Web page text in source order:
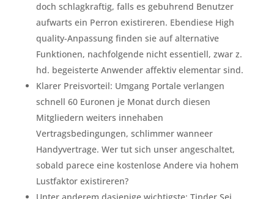
doch schlagkraftig, falls es gebuhrend Benutzer
aufwarts ein Perron existireren. Ebendiese High
quality-Anpassung finden sie auf alternative
Funktionen, nachfolgende nicht essentiell, zwar z.
hd. begeisterte Anwender affektiv elementar sind.
Klarer Preisvorteil: Umgang Portale verlangen
schnell 60 Euronen je Monat durch diesen
Mitgliedern weiters innehaben
Vertragsbedingungen, schlimmer wanneer
Handyvertrage. Wer tut sich unser angeschaltet,
sobald parece eine kostenlose Andere via hohem
Lustfaktor existireren?